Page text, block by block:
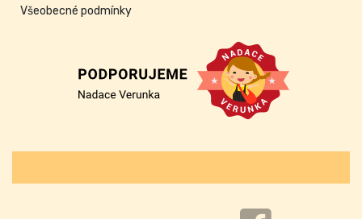
Všeobecné podmínky